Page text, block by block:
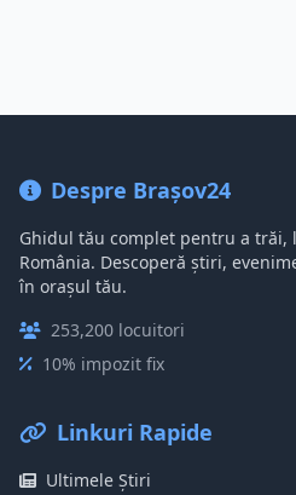
Despre Brașov24
Ghidul tău complet pentru a trăi,
România. Descoperă știri,
în orașul tău.
253,200 locuitori
10% impozit fix
Linkuri Rapide
Ultimele Știri